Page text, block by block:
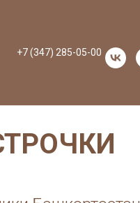
+7 (347) 285-05-00